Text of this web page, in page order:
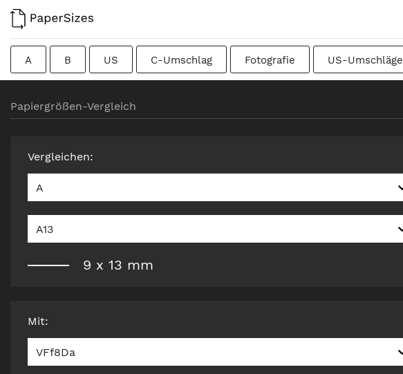
A B US C-Umschlag Fotografie US-Umschläge
Rohformat Kanadisch Traditionell britisch
Papiergrößen-Vergleich
Vergleichen:
A
A13
9 x 13 mm
Mit:
VFf8Da